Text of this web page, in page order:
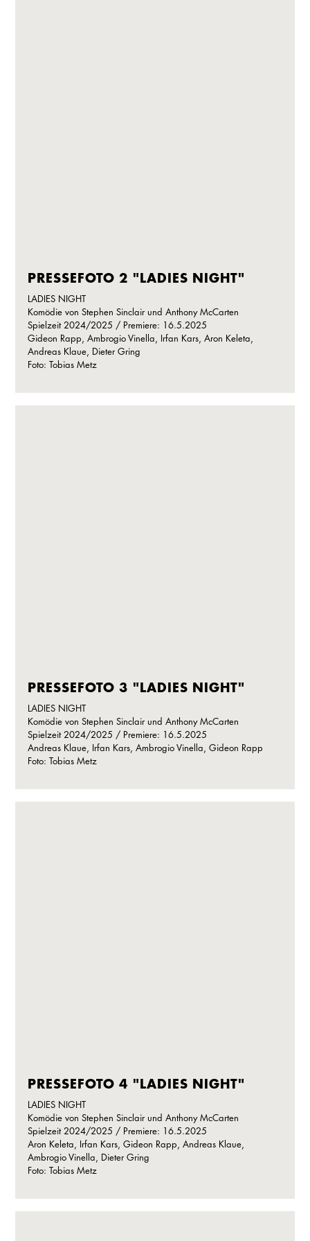
PRESSEFOTO 2 "LADIES NIGHT"
LADIES NIGHT
Komödie von Stephen Sinclair und Anthony McCarten
Spielzeit 2024/2025 / Premiere: 16.5.2025
Gideon Rapp, Ambrogio Vinella, Irfan Kars, Aron Keleta,
Andreas Klaue, Dieter Gring
Foto: Tobias Metz
PRESSEFOTO 3 "LADIES NIGHT"
LADIES NIGHT
Komödie von Stephen Sinclair und Anthony McCarten
Spielzeit 2024/2025 / Premiere: 16.5.2025
Andreas Klaue, Irfan Kars, Ambrogio Vinella, Gideon Rapp
Foto: Tobias Metz
PRESSEFOTO 4 "LADIES NIGHT"
LADIES NIGHT
Komödie von Stephen Sinclair und Anthony McCarten
Spielzeit 2024/2025 / Premiere: 16.5.2025
Aron Keleta, Irfan Kars, Gideon Rapp, Andreas Klaue,
Ambrogio Vinella, Dieter Gring
Foto: Tobias Metz